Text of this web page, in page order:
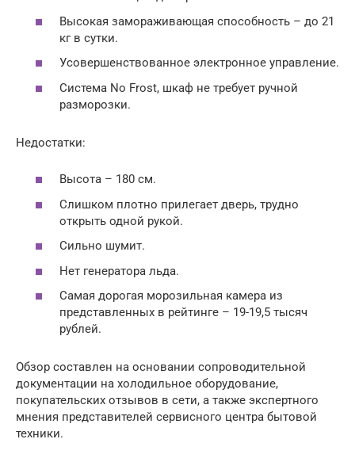
Высокая замораживающая способность – до 21
кг в сутки.
Усовершенствованное электронное управление.
Система No Frost, шкаф не требует ручной
разморозки.
Недостатки:
Высота – 180 см.
Слишком плотно прилегает дверь, трудно
открыть одной рукой.
Сильно шумит.
Нет генератора льда.
Самая дорогая морозильная камера из
представленных в рейтинге – 19-19,5 тысяч
рублей.
Обзор составлен на основании сопроводительной
документации на холодильное оборудование,
покупательских отзывов в сети, а также экспертного
мнения представителей сервисного центра бытовой
техники.